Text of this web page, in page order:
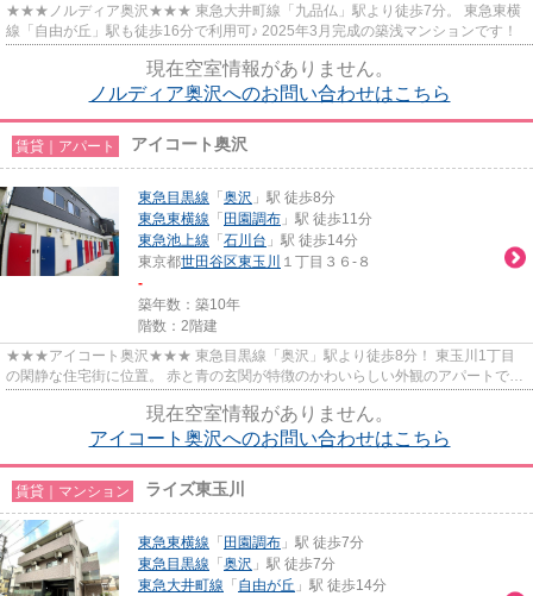
★★★ノルディア奥沢★★★ 東急大井町線「九品仏」駅より徒歩7分。 東急東横
線「自由が丘」駅も徒歩16分で利用可♪ 2025年3月完成の築浅マンションです！
現在空室情報がありません。
ノルディア奥沢へのお問い合わせはこちら
賃貸｜アパート アイコート奥沢
東急目黒線 「 奥沢 」駅 徒歩8分
東急東横線 「 田園調布 」駅 徒歩11分
東急池上線 「 石川台 」駅 徒歩14分
東京都世田谷区東玉川 １丁目３６-８
-
築年数：築10年
階数：2階建
★★★アイコート奥沢★★★ 東急目黒線「奥沢」駅より徒歩8分！ 東玉川1丁目
の閑静な住宅街に位置。 赤と青の玄関が特徴のかわいらしい外観のアパートで
現在空室情報がありません。
アイコート奥沢へのお問い合わせはこちら
賃貸｜マンション ライズ東玉川
東急東横線 「 田園調布 」駅 徒歩7分
東急目黒線 「 奥沢 」駅 徒歩7分
東急大井町線 「 自由が丘 」駅 徒歩14分